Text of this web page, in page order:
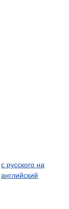
с русского на
английский